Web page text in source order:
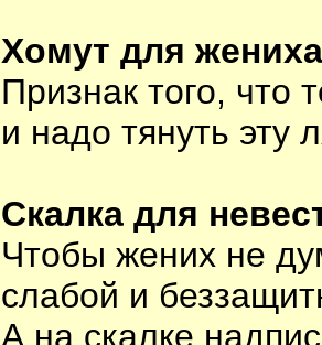
Хомут для жениха
Признак того, что
и надо тянуть эту
Скалка для
Чтобы жених не
слабой и
А на скалке